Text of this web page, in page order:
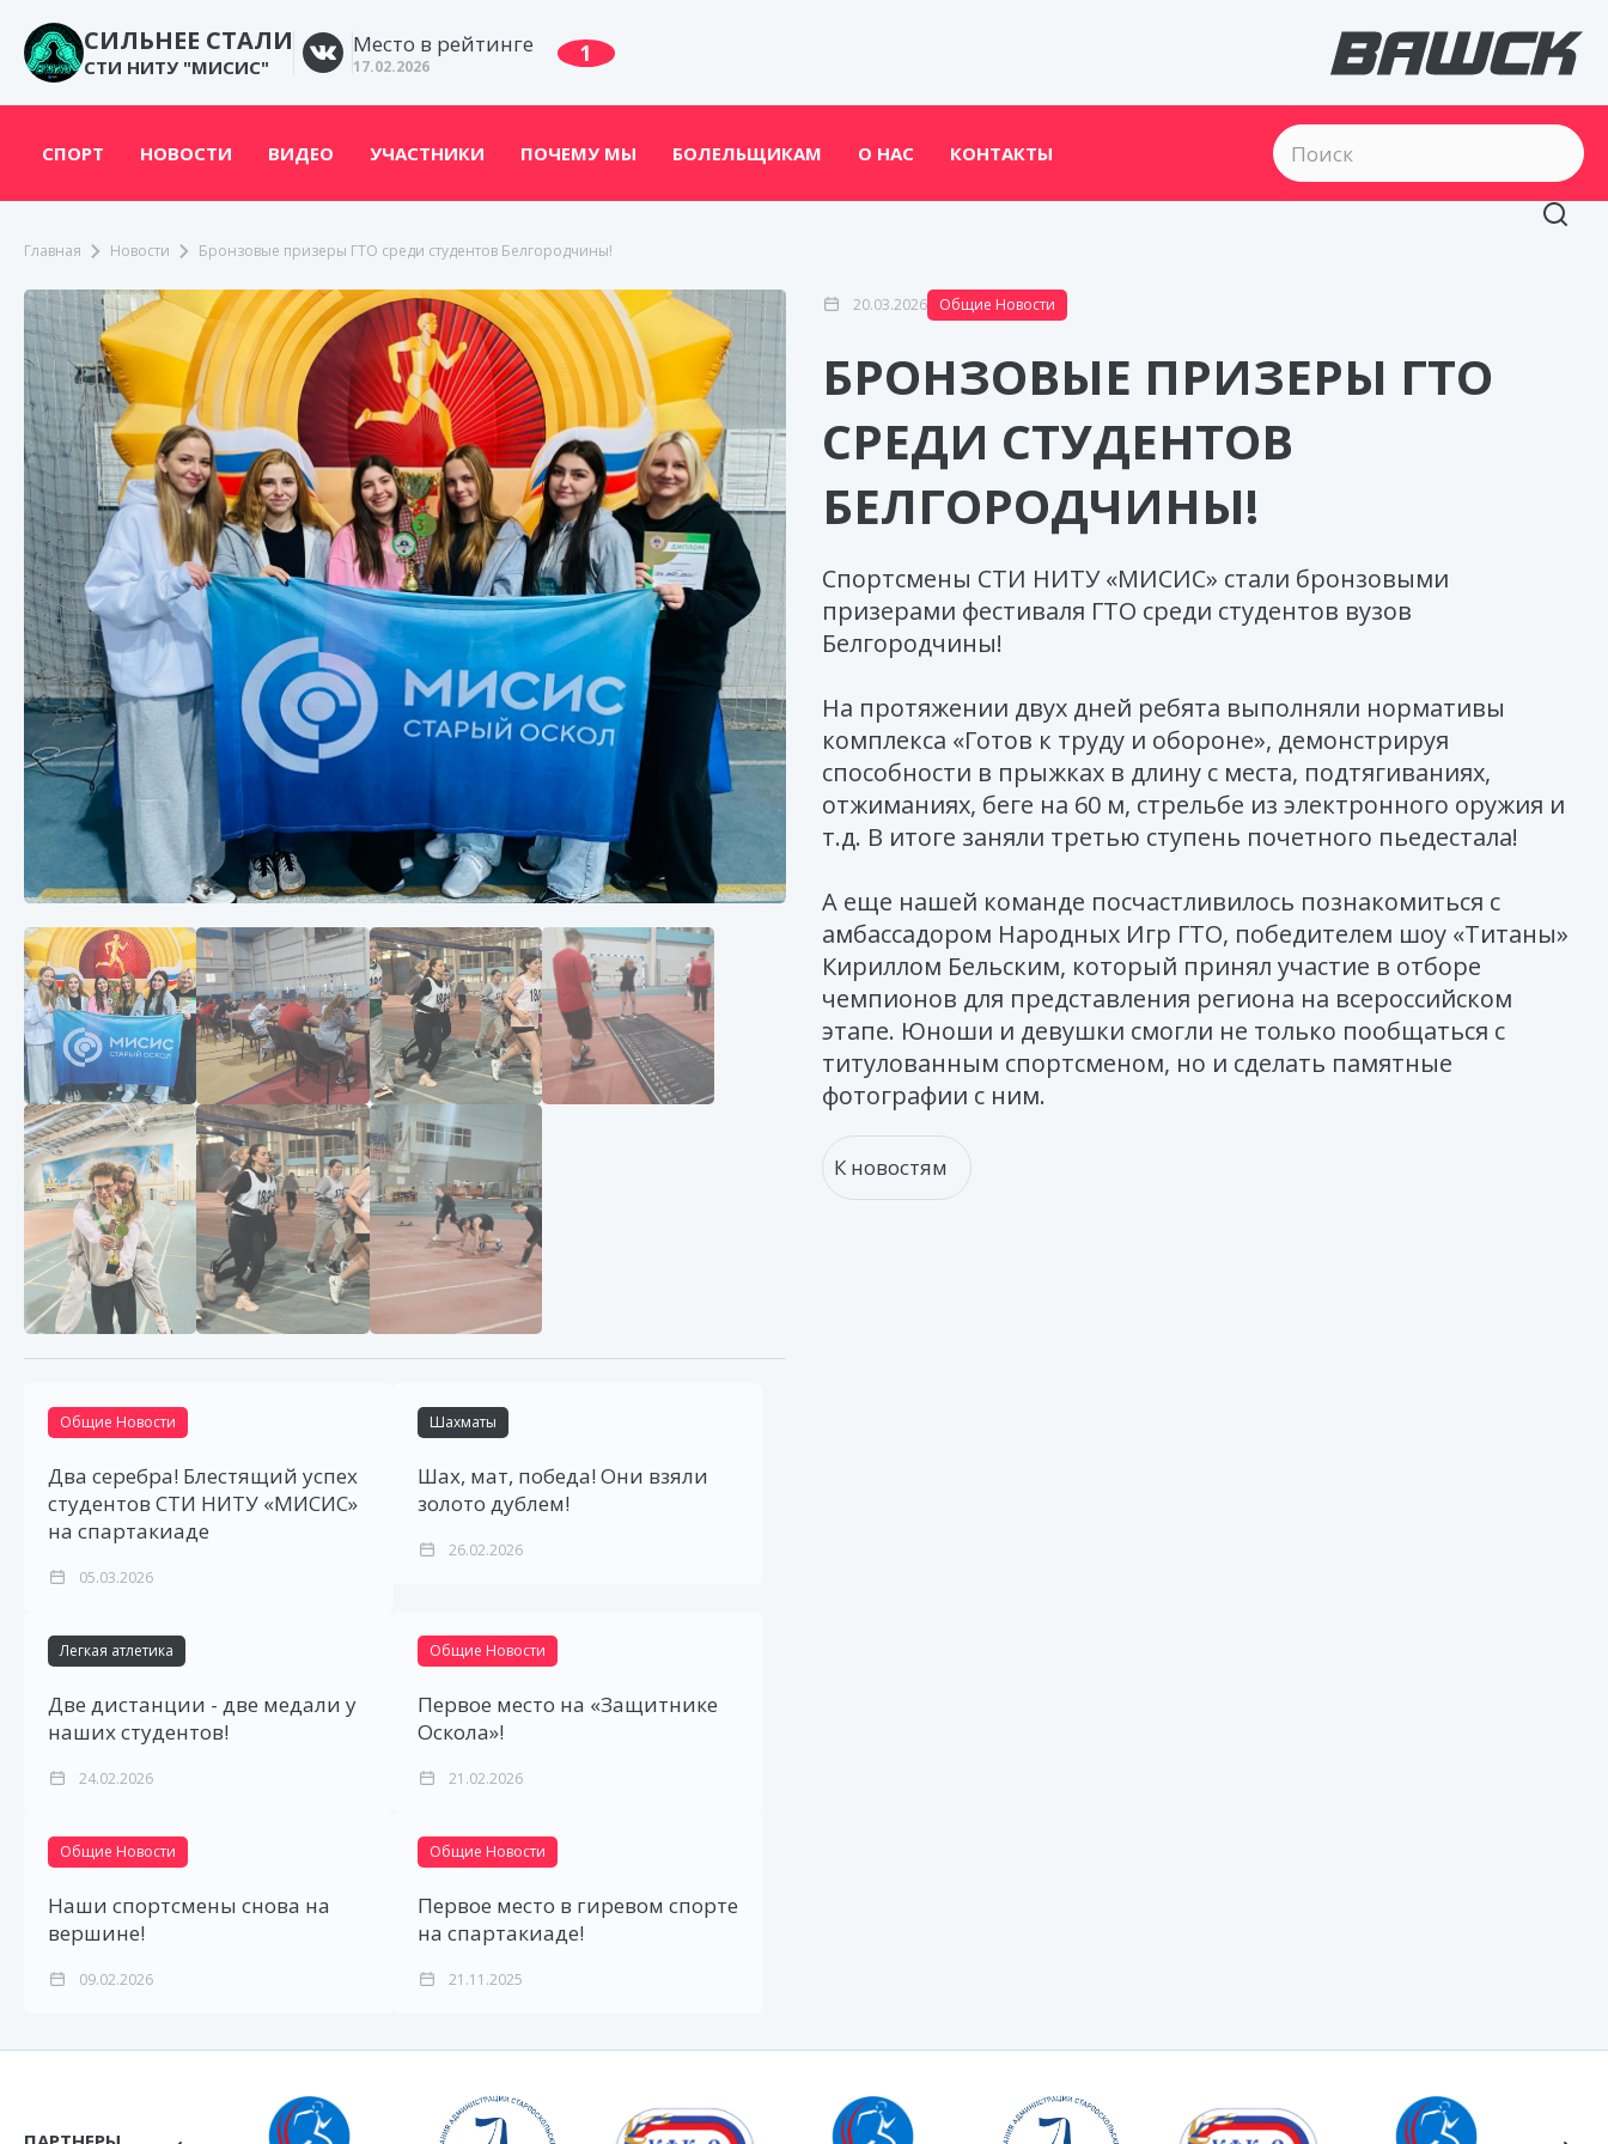
СИЛЬНЕЕ СТАЛИ
СТИ НИТУ "МИСИС"
Место в рейтинге
17.02.2026 1
СПОРТ НОВОСТИ ВИДЕО УЧАСТНИКИ ПОЧЕМУ МЫ БОЛЕЛЬЩИКАМ О НАС КОНТАКТЫ
Главная Новости Бронзовые призеры ГТО среди студентов Белгородчины!
20.03.2026 Общие Новости
БРОНЗОВЫЕ ПРИЗЕРЫ ГТО
СРЕДИ СТУДЕНТОВ
БЕЛГОРОДЧИНЫ!
Спортсмены СТИ НИТУ «МИСИС» стали бронзовыми
призерами фестиваля ГТО среди студентов вузов
Белгородчины!
На протяжении двух дней ребята выполняли нормативы
комплекса «Готов к труду и обороне», демонстрируя
способности в прыжках в длину с места, подтягиваниях,
отжиманиях, беге на 60 м, стрельбе из электронного оружия и
т.д. В итоге заняли третью ступень почетного пьедестала!
А еще нашей команде посчастливилось познакомиться с
амбассадором Народных Игр ГТО, победителем шоу «Титаны»
Кириллом Бельским, который принял участие в отборе
чемпионов для представления региона на всероссийском
этапе. Юноши и девушки смогли не только пообщаться с
титулованным спортсменом, но и сделать памятные
фотографии с ним.
К новостям
Общие Новости
Два серебра! Блестящий успех
студентов СТИ НИТУ «МИСИС»
на спартакиаде
05.03.2026
Шахматы
Шах, мат, победа! Они взяли
золото дублем!
26.02.2026
Легкая атлетика
Две дистанции - две медали у
наших студентов!
24.02.2026
Общие Новости
Первое место на «Защитнике
Оскола»!
21.02.2026
Общие Новости
Наши спортсмены снова на
вершине!
09.02.2026
Общие Новости
Первое место в гиревом спорте
на спартакиаде!
21.11.2025